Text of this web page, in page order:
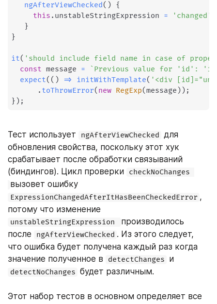
ngAfterViewChecked( ) {
this . unstableStringExpression = 'changed'
}
}
it( 'should include field name in case of
const message = ` Previous value for 'id':
expect( ( ) => initWithTemplate( '<div
. toThrowError( new RegExp(message ) ) ;
} ) ;
Тест использует ngAfterViewChecked для
обновления свойства, поскольку этот хук
срабатывает после обработки связываний
(биндингов). Цикл проверки
вызовет ошибку
ExpressionChangedAfterItHasBeenCheckedError ,
unstableStringExpression
производилось
после
ngAfterViewChecked . Из этого следует,
что ошибка будет получена каждый раз когда
значение полученное в
detectChanges
detectNoChanges будет различным.
Этот набор тестов в основном определяет все